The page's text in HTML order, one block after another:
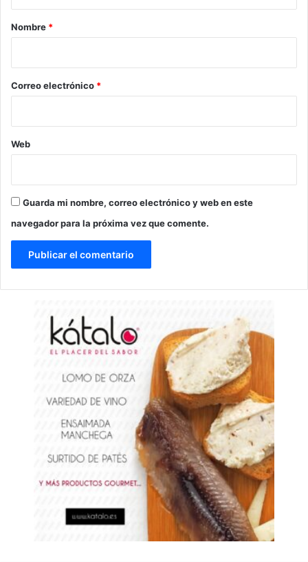
r
*
Nombre *
Correo electrónico *
Web
Guarda mi nombre, correo electrónico y web en este
navegador para la próxima vez que comente.